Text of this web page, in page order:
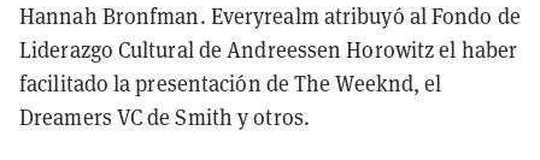
Hannah Bronfman. Everyrealm atribuyó al Fondo de
Liderazgo Cultural de Andreessen Horowitz el haber
facilitado la presentación de The Weeknd, el
Dreamers VC de Smith y otros.